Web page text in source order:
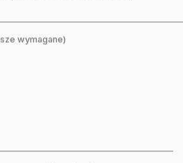
wymagane)